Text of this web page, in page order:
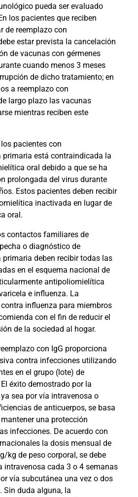
pueda ser evaluado
los pacientes que reciben
de reemplazo con
estar prevista la cancelación
de vacunas con gérmenes
cuando menos 3 meses
de dicho tratamiento; en
a reemplazo con
largo plazo las vacunas
mientras reciben este
pacientes con
está contraindicada la
oral debido a que se ha
prolongada del virus durante
Estos pacientes deben recibir
inactivada en lugar de
oral.
contactos familiares de
o diagnóstico de
deben recibir todas las
en el esquema nacional de
antipoliomielítica
e influenza. La
influenza para miembros
con el fin de reducir el
de la sociedad al hogar.
con IgG proporciona
contra infecciones utilizando
en el grupo (lote) de
éxito demostrado por la
sea por vía intravenosa o
de anticuerpos, se basa
una protección
infecciones. De acuerdo con
la dosis mensual de
kg de peso corporal, se debe
intravenosa cada 3 o 4 semanas
vía subcutánea una vez o dos
Sin duda alguna, la